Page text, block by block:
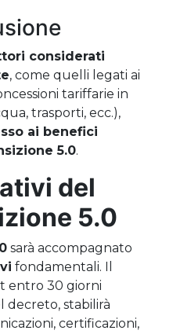
considerati
, come quelli legati ai
tariffarie in
trasporti, ecc.),
ai benefici
5.0.
del
5.0
sarà accompagnato
fondamentali. Il
entro 30 giorni
decreto, stabilirà
certificazioni,